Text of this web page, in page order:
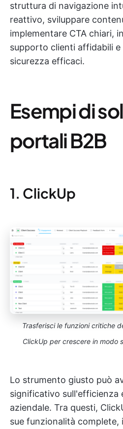
struttura di navigazione
reattivo, sviluppare
implementare CTA chiari,
supporto clienti affidabili
sicurezza efficaci.
Esempi di
portali B2B
1. ClickUp
Trasferisci le funzioni critiche
ClickUp per crescere in modo
Lo strumento giusto può
significativo sull'efficienza
aziendale. Tra questi,
sue funzionalità complete,